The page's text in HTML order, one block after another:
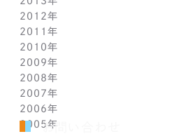
1月(2)
2月(9)
1月(3)
3月(8)
2月(8)
1月(2)
4月(6)
3月(9)
2月(7)
1月(3)
5月(3)
4月(6)
3月(3)
2月(6)
1月(1)
6月(1)
5月(4)
4月(5)
3月(4)
2月(4)
1月(2)
7月(7)
6月(7)
5月(9)
4月(7)
3月(6)
2月(5)
1月(1)
8月(6)
7月(7)
6月(1)
5月(3)
4月(3)
3月(3)
2月(5)
9月(2)
8月(3)
7月(6)
6月(5)
5月(4)
4月(3)
3月(2)
2月(7)
10月(7)
9月(3)
8月(8)
7月(7)
6月(5)
5月(4)
4月(4)
3月(3)
11月(7)
10月(7)
9月(6)
8月(5)
7月(9)
6月(6)
5月(3)
4月(7)
12月(6)
11月(6)
10月(5)
9月(7)
8月(4)
7月(3)
6月(1)
5月(5)
2012年
12月(1)
11月(1)
10月(1)
9月(1)
8月(1)
7月(3)
5月(2)
2011年
12月(1)
11月(1)
10月(2)
8月(2)
7月(4)
5月(2)
2010年
12月(1)
11月(1)
10月(2)
9月(1)
8月(2)
2009年
11月(6)
10月(9)
9月(3)
8月(1)
2008年
11月(4)
10月(2)
9月(2)
2007年
12月(2)
11月(2)
2006年
12月(1)
2005年お問い合わせ